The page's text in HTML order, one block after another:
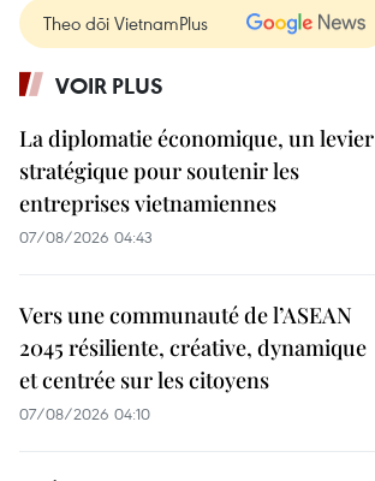
Theo dõi VietnamPlus
VOIR PLUS
La diplomatie économique, un levier
stratégique pour soutenir les
entreprises vietnamiennes
07/08/2026 04:43
Vers une communauté de l’ASEAN
2045 résiliente, créative, dynamique
et centrée sur les citoyens
07/08/2026 04:10